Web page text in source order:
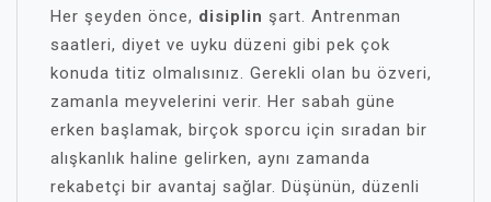
Her şeyden önce, disiplin şart. Antrenman
saatleri, diyet ve uyku düzeni gibi pek çok
konuda titiz olmalısınız. Gerekli olan bu özveri,
zamanla meyvelerini verir. Her sabah güne
erken başlamak, birçok sporcu için sıradan bir
alışkanlık haline gelirken, aynı zamanda
rekabetçi bir avantaj sağlar. Düşünün, düzenli